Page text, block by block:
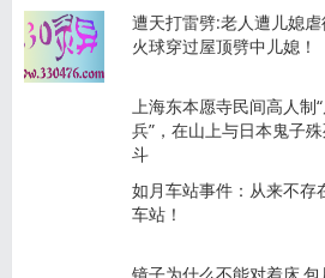
遭天打雷劈:老人遭儿媳虐
火球穿过屋顶劈中儿媳！
上海东本愿寺民间高人制
兵”，在山上与日本鬼子
斗
如月车站事件：从来不存
车站！